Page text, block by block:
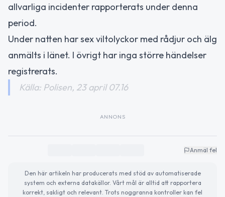
allvarliga incidenter rapporterats under denna
period.
Under natten har sex viltolyckor med rådjur och älg
anmälts i länet. I övrigt har inga större händelser
registrerats.
Källa: Polisen, 23 april 07.16
ANNONS
Anmäl fel
Den här artikeln har producerats med stöd av automatiserade
system och externa datakällor. Vårt mål är alltid att rapportera
korrekt, sakligt och relevant. Trots noggranna kontroller kan fel